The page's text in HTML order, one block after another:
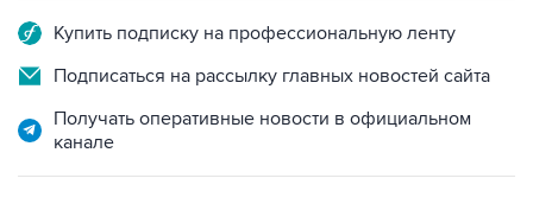
Купить подписку на профессиональную ленту
Подписаться на рассылку главных новостей сайта
Получать оперативные новости в официальном
канале